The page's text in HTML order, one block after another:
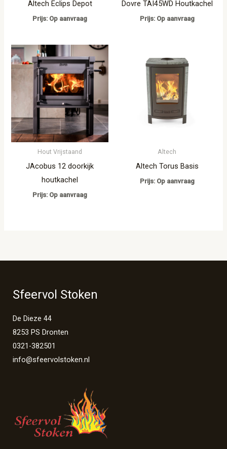
Altech Eclips Depot
Prijs: Op aanvraag
Dovre TAI45WD Houtkachel
Prijs: Op aanvraag
Hout Vrijstaand
JAcobus 12 doorkijk
houtkachel
Prijs: Op aanvraag
Altech
Altech Torus Basis
Prijs: Op aanvraag
Sfeervol Stoken
De Dieze 44
8253 PS Dronten
0321-382501
info@sfeervolstoken.nl